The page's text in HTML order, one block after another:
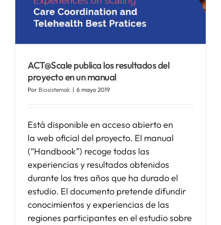
ACT@Scale publica los resultados del
proyecto en un manual
Por Biosistemak | 6 mayo 2019
Está disponible en acceso abierto en
la web oficial del proyecto. El manual
(“Handbook”) recoge todas las
experiencias y resultados obtenidos
durante los tres años que ha durado el
estudio. El documento pretende difundir
conocimientos y experiencias de las
regiones participantes en el estudio sobre